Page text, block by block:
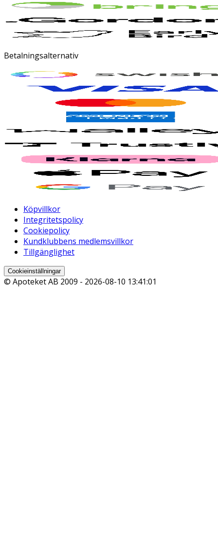
Betalningsalternativ
Köpvillkor
Integritetspolicy
Cookiepolicy
Kundklubbens medlemsvillkor
Tillgänglighet
Cookieinställningar
© Apoteket AB 2009 - 2026-08-10 13:41:01